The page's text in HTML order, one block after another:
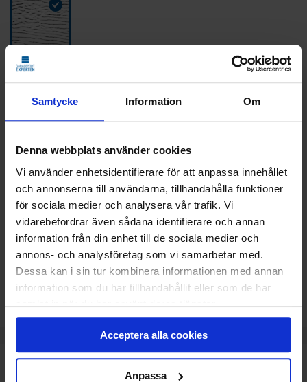
Samtycke Information Om
Denna webbplats använder cookies
Vi använder enhetsidentifierare för att anpassa innehållet
och annonserna till användarna, tillhandahålla funktioner
för sociala medier och analysera vår trafik. Vi
vidarebefordrar även sådana identifierare och annan
information från din enhet till de sociala medier och
annons- och analysföretag som vi samarbetar med.
Dessa kan i sin tur kombinera informationen med annan
information som du har tillhandahållit eller som de har
samlat in när du har använt deras tjänster.
Acceptera alla cookies
Anpassa
Pris 39 800
Delbetala med Svea(Info
Lägg i varukorg
Beräknad leveranstid på offert. Vid montering är
leveranstiden något längre.
TEKNISK SPECIFIKATION